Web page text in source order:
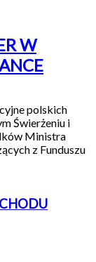
W
polskich
Świerżeniu i
Ministra
z Funduszu